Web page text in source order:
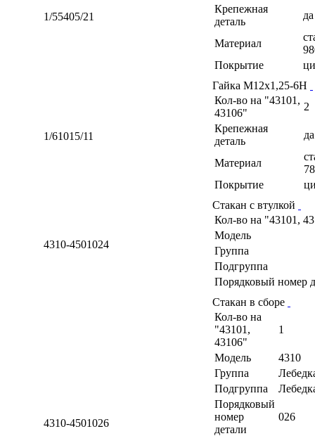
1/55405/21
Крепежная
деталь
да
Материал
Покрытие
1/61015/11
Гайка М12х1,25-6Н
Кол-во на "43101,
43106"
2
Крепежная
деталь
да
Материал
Покрытие
4310-4501024
Стакан с втулкой
Кол-во на "43101,
Модель
Группа
Подгруппа
Порядковый номер
4310-4501026
Стакан в сборе
Кол-во на
"43101,
43106"
1
Модель
4310
Группа
Подгруппа
Порядковый
номер
детали
026